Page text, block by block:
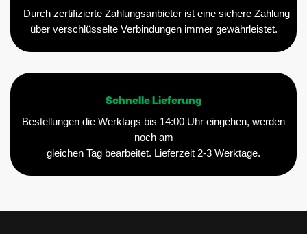
Durch zertifizierte Zahlungsanbieter ist eine sichere Zahlung
über verschlüsselte Verbindungen immer gewährleistet.
Schnelle Lieferung
Bestellungen die Werktags bis 14:00 Uhr eingehen, werden
noch am
gleichen Tag bearbeitet. Lieferzeit 2-3 Werktage.